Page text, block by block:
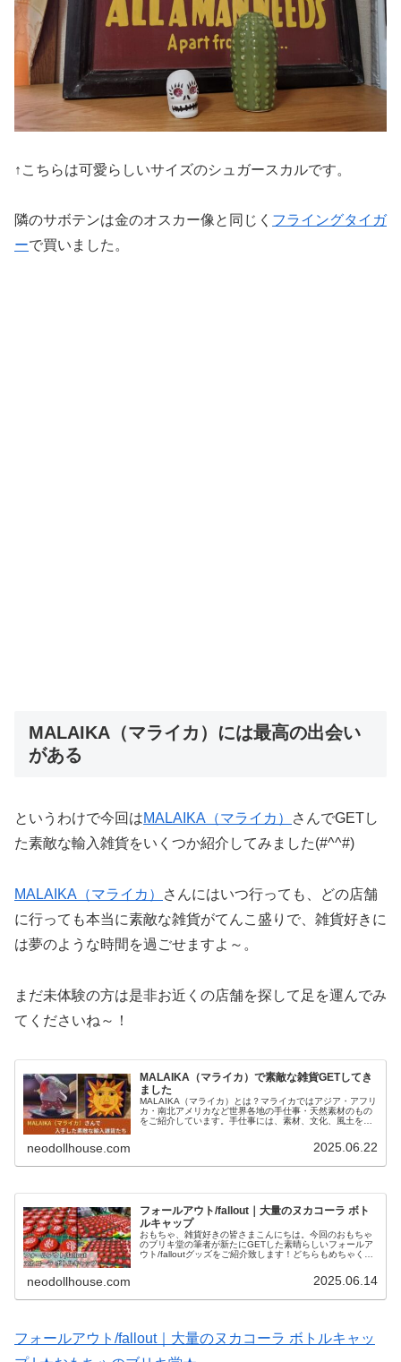
↑こちらは可愛らしいサイズのシュガースカルです。
隣のサボテンは金のオスカー像と同じく フライングタイガ
ーで買いました。
MALAIKA（マライカ）には最高の出会い
がある
というわけで今回はMALAIKA（マライカ）
さんでGETし
た素敵な輸入雑貨をいくつか紹介してみました(#^^#)
MALAIKA（マライカ）
さんにはいつ行っても、どの店舗
に行っても本当に素敵な雑貨がてんこ盛りで、雑貨好きに
は夢のような時間を過ごせますよ～。
まだ未体験の方は是非お近くの店舗を探して足を運んでみ
てくださいね～！
MALAIKA（マライカ）で素敵な雑貨GETしてき
ました
MALAIKA（マライカ）とは？マライカではアジア・アフリ
カ・南北アメリカなど世界各地の手仕事・天然素材のもの
をご紹介しています。手仕事には、素材、文化、風土を織
neodollhouse.com 2025.06.22
フォールアウト/fallout｜大量のヌカコーラ ボト
ルキャップ
おもちゃ、雑貨好きの皆さまこんにちは。今回のおもちゃ
のブリキ堂の筆者が新たにGETした素晴らしいフォールア
ウト/falloutグッズをご紹介致します！どちらもめちゃくち
neodollhouse.com 2025.06.14
フォールアウト/fallout｜大量のヌカコーラ ボトルキャッ